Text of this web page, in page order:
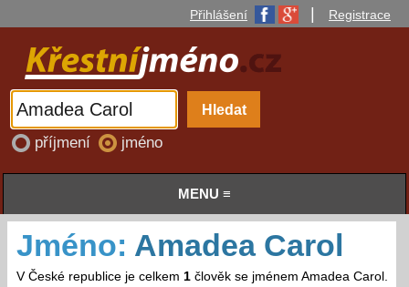
Přihlášení Registrace
příjmení jméno
MENU ≡
Jméno: Amadea Carol
V České republice je celkem 1člověk se jménem Amadea Carol.